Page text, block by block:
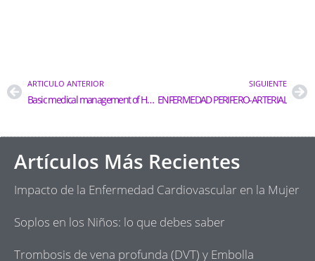
ARTICULO ANTERIOR
Basic medical management of Heart Failure
SIGUIENTE
ENFERMEDAD PERIFERO-ARTERIAL
Artículos Más Recientes
Impacto de la Enfermedad Cardiovascular en la Mujer
Soplos en los Niños: lo que debes saber
Trombosis de vena profunda (DVT) y Embolla